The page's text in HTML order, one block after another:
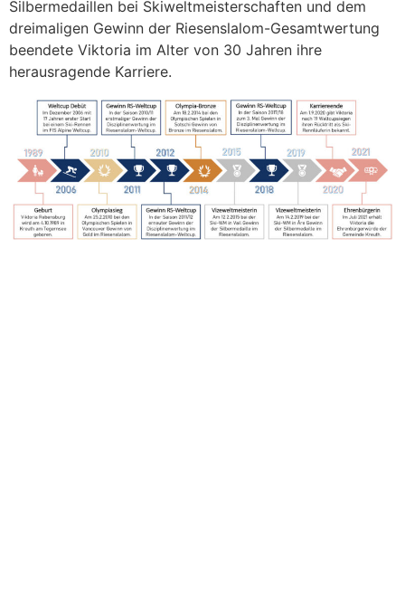
Silbermedaillen bei Skiweltmeisterschaften und dem
dreimaligen Gewinn der Riesenslalom-Gesamtwertung
beendete Viktoria im Alter von 30 Jahren ihre
herausragende Karriere.